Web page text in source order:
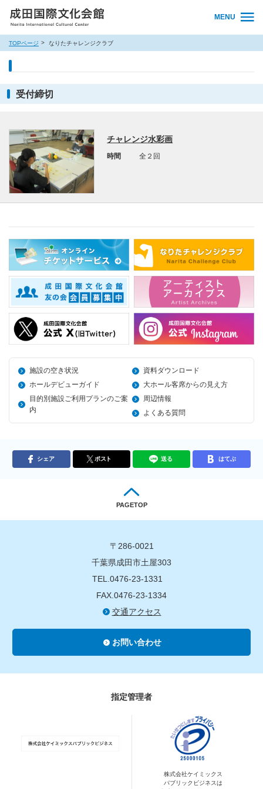
MENU
TOPページ なりたチャレンジクラブ
受付締切
チャレンジ水彩画
時間 全２回
施設の空き状況
資料ダウンロード
ホールデビューガイド
大ホール客席からの見え方
目的別施設ご利用プランのご案
内
周辺情報
よくある質問
シェア ポスト 送る はてぶ
PAGETOP
〒286-0021
千葉県成田市土屋303
TEL.0476-23-1331
FAX.0476-23-1334
交通アクセス
お問い合わせ
指定管理者
株式会社ケイミックス
パブリックビジネスは